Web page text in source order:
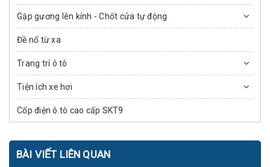
Gập gương lên kính - Chốt cửa tự động
Đề nổ từ xa
Trang trí ô tô
Tiện ích xe hơi
Cốp điện ô tô cao cấp SKT9
BÀI VIẾT LIÊN QUAN